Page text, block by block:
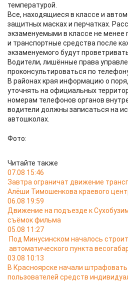
температурой.
Все, находящиеся в классе и
защитных масках и перчатках.
экзаменуемыми в классе не менее
и транспортные средства после
экзаменуемого будут
Водители, лишённые права
проконсультироваться по
В районах края информацию о
уточнять на официальных
номерам телефонов органов
водители должны записаться на
автошколах.
Фото:
Читайте также
07.08 15:46
Завтра ограничат движение
Алёши Тимошенкова краевого
06.08 19:59
Движение на подъезде к
съёмок фильма
05.08 11:27
Под Минусинском началось
автоматического пункта
03.08 10:13
В Красноярске начали
пользователей средств